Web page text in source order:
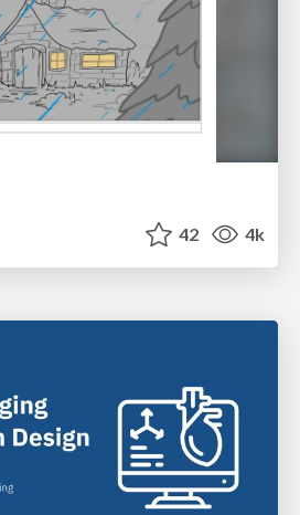
42 4k